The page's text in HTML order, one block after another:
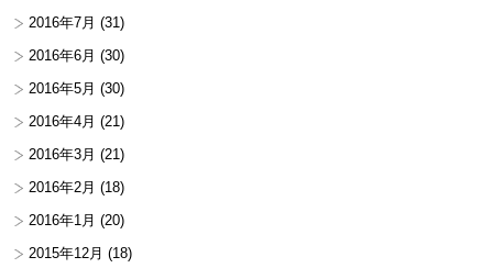
2016年7月 (31)
2016年6月 (30)
2016年5月 (30)
2016年4月 (21)
2016年3月 (21)
2016年2月 (18)
2016年1月 (20)
2015年12月 (18)